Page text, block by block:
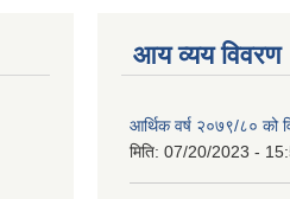
आय व्यय विवरण
आर्थिक वर्ष २०७९/८० को
मिति: 07/20/2023 -